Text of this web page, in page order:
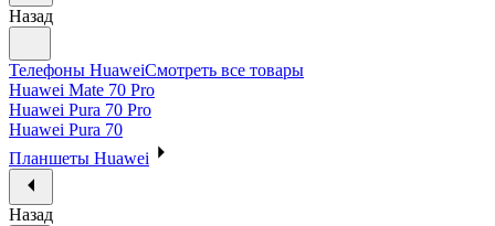
Назад
Телефоны HuaweiСмотреть все товары
Huawei Mate 70 Pro
Huawei Pura 70 Pro
Huawei Pura 70
Планшеты Huawei
Назад